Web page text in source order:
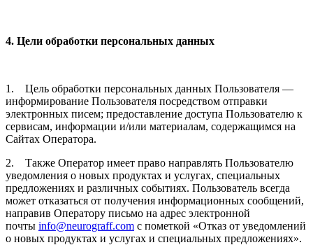
4. Цели обработки персональных данных
1. Цель обработки персональных данных Пользователя —
информирование Пользователя посредством отправки
электронных писем; предоставление доступа Пользователю к
сервисам, информации и/или материалам, содержащимся на
Сайтах Оператора.
2. Также Оператор имеет право направлять Пользователю
уведомления о новых продуктах и услугах, специальных
предложениях и различных событиях. Пользователь всегда
может отказаться от получения информационных сообщений,
направив Оператору письмо на адрес электронной
почты info@neurograff.com с пометкой «Отказ от уведомлений
о новых продуктах и услугах и специальных предложениях».